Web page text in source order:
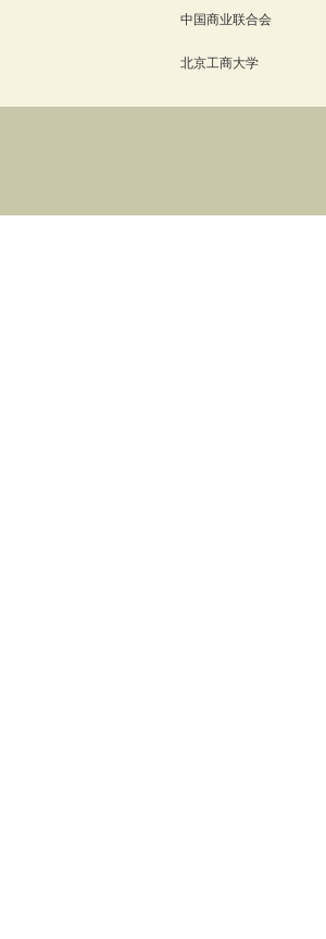
中国商业联合会
北京工商大学